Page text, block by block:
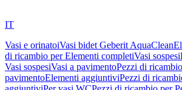
IT
Vasi e orinatoiVasi bidet Geberit AquaClean
di ricambio per Elementi completiVasi sospesi
Vasi sospesiVasi a pavimentoPezzi di
pavimentoElementi aggiuntiviPezzi di